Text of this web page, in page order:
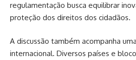
regulamentação busca equilibrar
proteção dos direitos dos cidadãos.
A discussão também acompanha
internacional. Diversos países e